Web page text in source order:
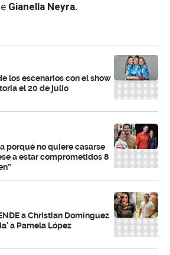
Gianella Neyra.
los escenarios con el show
el 20 de julio
porqué no quiere casarse
a estar comprometidos 8
a Christian Domínguez
a Pamela López